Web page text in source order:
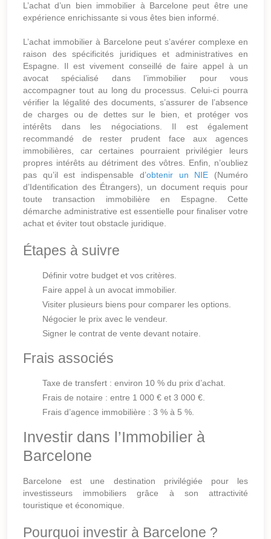
L’achat d’un bien immobilier à Barcelone peut être une
expérience enrichissante si vous êtes bien informé.
L’achat immobilier à Barcelone peut s’avérer complexe en
raison des spécificités juridiques et administratives en
Espagne. Il est vivement conseillé de faire appel à un
avocat spécialisé dans l’immobilier pour vous
accompagner tout au long du processus. Celui-ci pourra
vérifier la légalité des documents, s’assurer de l’absence
de charges ou de dettes sur le bien, et protéger vos
intérêts dans les négociations. Il est également
recommandé de rester prudent face aux agences
immobilières, car certaines pourraient privilégier leurs
propres intérêts au détriment des vôtres. Enfin, n’oubliez
pas qu’il est indispensable d’obtenir un NIE (Numéro
d’Identification des Étrangers), un document requis pour
toute transaction immobilière en Espagne. Cette
démarche administrative est essentielle pour finaliser votre
achat et éviter tout obstacle juridique.
Étapes à suivre
Définir votre budget et vos critères.
Faire appel à un avocat immobilier.
Visiter plusieurs biens pour comparer les options.
Négocier le prix avec le vendeur.
Signer le contrat de vente devant notaire.
Frais associés
Taxe de transfert : environ 10 % du prix d’achat.
Frais de notaire : entre 1 000 € et 3 000 €.
Frais d’agence immobilière : 3 % à 5 %.
Investir dans l’Immobilier à
Barcelone
Barcelone est une destination privilégiée pour les
investisseurs immobiliers grâce à son attractivité
touristique et économique.
Pourquoi investir à Barcelone ?